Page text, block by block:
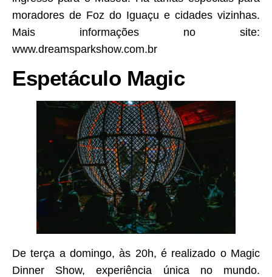
moradores de Foz do Iguaçu e cidades vizinhas.
Mais informações no site:
www.dreamsparkshow.com.br
Espetáculo Magic
De terça a domingo, às 20h, é realizado o Magic
Dinner Show, experiência única no mundo.